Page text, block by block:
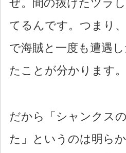
ぜ。間の抜けたツラ
てるんです。つまり
で海賊と一度も遭遇
たことが分かります。
だから「シャンクス
た」というのは明ら